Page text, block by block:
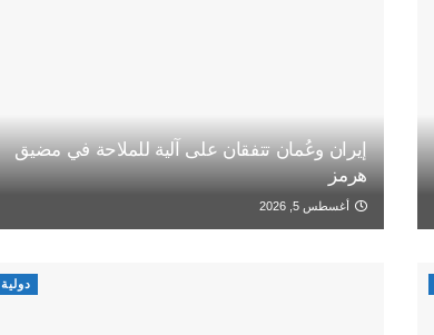
إيران وعُمان تتفقان على آلية للملاحة في مضيق
هرمز
أغسطس 5, 2026
دولية